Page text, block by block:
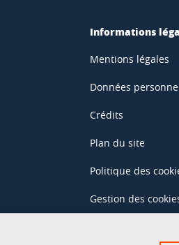
Informations
Mentions légales
Données
Crédits
Plan du site
Politique des
Gestion des